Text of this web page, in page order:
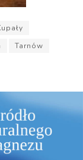
Tarnów